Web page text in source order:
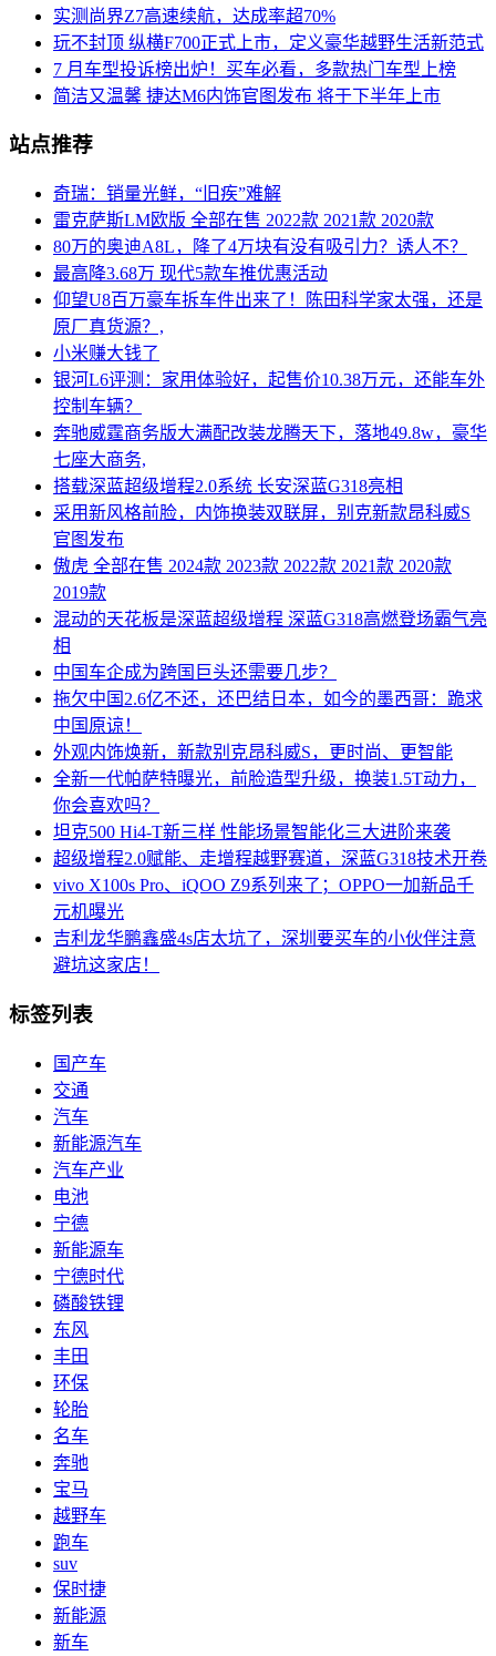
实测尚界Z7高速续航，达成率超70%
玩不封顶 纵横F700正式上市，定义豪华越野生活新范式
7 月车型投诉榜出炉！买车必看，多款热门车型上榜
简洁又温馨 捷达M6内饰官图发布 将于下半年上市
站点推荐
奇瑞：销量光鲜，“旧疾”难解
雷克萨斯LM欧版 全部在售 2022款 2021款 2020款
80万的奥迪A8L，降了4万块有没有吸引力？诱人不？
最高降3.68万 现代5款车推优惠活动
仰望U8百万豪车拆车件出来了！陈田科学家太强，还是
原厂真货源？,
小米赚大钱了
银河L6评测：家用体验好，起售价10.38万元，还能车外
控制车辆？
奔驰威霆商务版大满配改装龙腾天下，落地49.8w，豪华
七座大商务,
搭载深蓝超级增程2.0系统 长安深蓝G318亮相
采用新风格前脸，内饰换装双联屏，别克新款昂科威S
官图发布
傲虎 全部在售 2024款 2023款 2022款 2021款 2020款
2019款
混动的天花板是深蓝超级增程 深蓝G318高燃登场霸气亮
相
中国车企成为跨国巨头还需要几步？
拖欠中国2.6亿不还，还巴结日本，如今的墨西哥：跪求
中国原谅！
外观内饰焕新，新款别克昂科威S，更时尚、更智能
全新一代帕萨特曝光，前脸造型升级，换装1.5T动力，
你会喜欢吗？
坦克500 Hi4-T新三样 性能场景智能化三大进阶来袭
超级增程2.0赋能、走增程越野赛道，深蓝G318技术开卷
vivo X100s Pro、iQOO Z9系列来了；OPPO一加新品千
元机曝光
吉利龙华鹏鑫盛4s店太坑了，深圳要买车的小伙伴注意
避坑这家店！
标签列表
国产车
交通
汽车
新能源汽车
汽车产业
电池
宁德
新能源车
宁德时代
磷酸铁锂
东风
丰田
环保
轮胎
名车
奔驰
宝马
越野车
跑车
suv
保时捷
新能源
新车